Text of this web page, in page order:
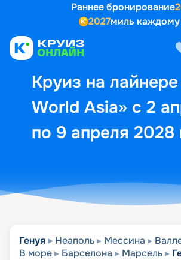
Раннее бронирование
2027миль каждому
Круиз на
World Asia» с 2
по 9 апреля 2028
Выбор кают
Генуя Неаполь Мессина
В море
Барселона Марсель